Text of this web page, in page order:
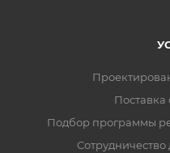
Поставка
Подбор программы